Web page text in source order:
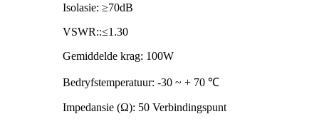
Isolasie: ≥70dB
VSWR::≤1.30
Gemiddelde krag: 100W
Bedryfstemperatuur: -30 ~ + 70 ℃
Impedansie (Ω): 50 Verbindingspunt